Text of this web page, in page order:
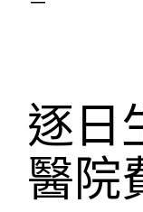
逐日
醫院